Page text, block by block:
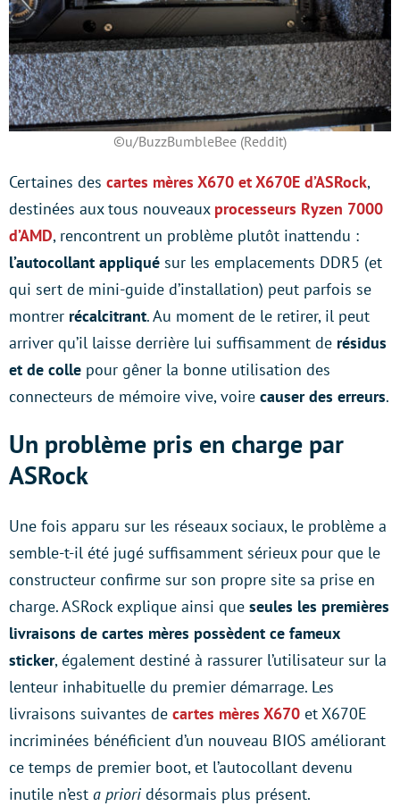
©u/BuzzBumbleBee (Reddit)
Certaines des cartes mères X670 et X670E d’ASRock,
destinées aux tous nouveaux processeurs Ryzen 7000
d’AMD, rencontrent un problème plutôt inattendu :
l’autocollant appliqué sur les emplacements DDR5 (et
qui sert de mini-guide d’installation) peut parfois se
montrer récalcitrant. Au moment de le retirer, il peut
arriver qu’il laisse derrière lui suffisamment de résidus
et de colle pour gêner la bonne utilisation des
connecteurs de mémoire vive, voire causer des erreurs.
Un problème pris en charge par
ASRock
Une fois apparu sur les réseaux sociaux, le problème a
semble-t-il été jugé suffisamment sérieux pour que le
constructeur confirme sur son propre site sa prise en
charge. ASRock explique ainsi que seules les premières
livraisons de cartes mères possèdent ce fameux
sticker, également destiné à rassurer l’utilisateur sur la
lenteur inhabituelle du premier démarrage. Les
livraisons suivantes de cartes mères X670 et X670E
incriminées bénéficient d’un nouveau BIOS améliorant
ce temps de premier boot, et l’autocollant devenu
inutile n’est a priori désormais plus présent.